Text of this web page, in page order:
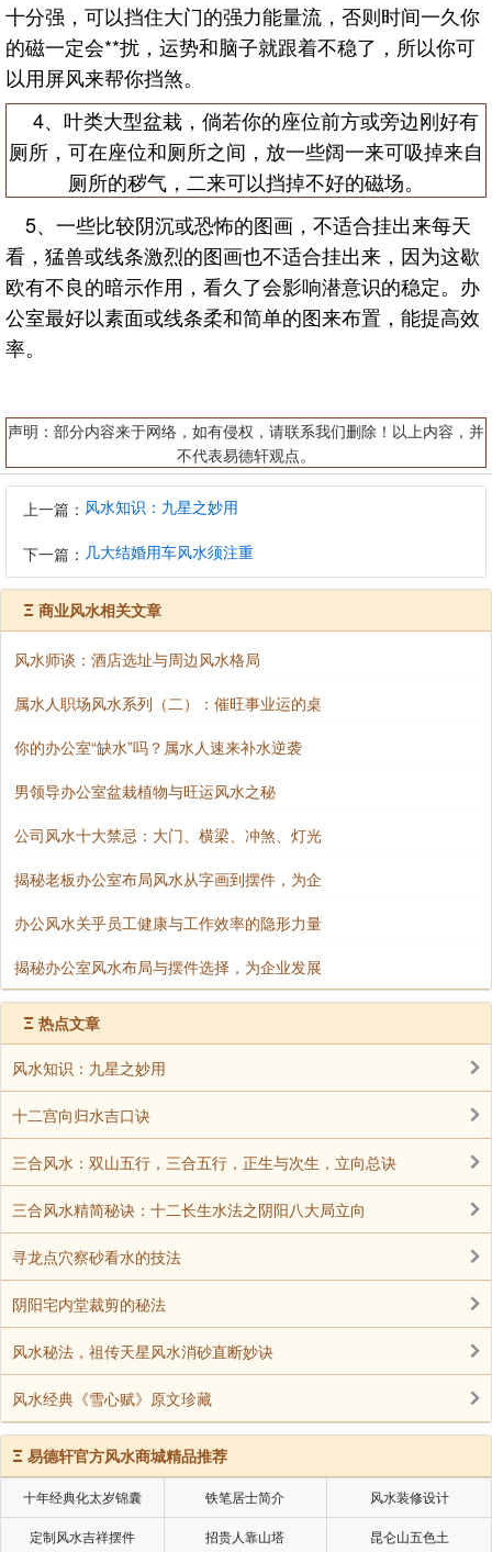
十分强，可以挡住大门的强力能量流，否则时间一久你
的磁一定会**扰，运势和脑子就跟着不稳了，所以你可
以用屏风来帮你挡煞。
4、叶类大型盆栽，倘若你的座位前方或旁边刚好有
厕所，可在座位和厕所之间，放一些阔一来可吸掉来自
厕所的秽气，二来可以挡掉不好的磁场。
5、一些比较阴沉或恐怖的图画，不适合挂出来每天
看，猛兽或线条激烈的图画也不适合挂出来，因为这歇
欧有不良的暗示作用，看久了会影响潜意识的稳定。办
公室最好以素面或线条柔和简单的图来布置，能提高效
率。
声明：部分内容来于网络，如有侵权，请联系我们删除！以上内容，并
不代表易德轩观点。
上一篇： 风水知识：九星之妙用
下一篇： 几大结婚用车风水须注重
Ξ 商业风水相关文章
风水师谈：酒店选址与周边风水格局
属水人职场风水系列（二）：催旺事业运的桌
你的办公室“缺水”吗？属水人速来补水逆袭
男领导办公室盆栽植物与旺运风水之秘
公司风水十大禁忌：大门、横梁、冲煞、灯光
揭秘老板办公室布局风水从字画到摆件，为企
办公风水关乎员工健康与工作效率的隐形力量
揭秘办公室风水布局与摆件选择，为企业发展
Ξ 热点文章
风水知识：九星之妙用
十二宫向归水吉口诀
三合风水：双山五行，三合五行，正生与次生，立向总诀
三合风水精简秘诀：十二长生水法之阴阳八大局立向
寻龙点穴察砂看水的技法
阴阳宅内堂裁剪的秘法
风水秘法，祖传天星风水消砂直断妙诀
风水经典《雪心赋》原文珍藏
Ξ 易德轩官方风水商城精品推荐
十年经典化太岁锦囊 铁笔居士简介 风水装修设计
定制风水吉祥摆件 招贵人靠山塔 昆仑山五色土